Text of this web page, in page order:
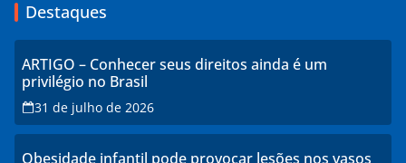
Destaques
ARTIGO – Conhecer seus direitos ainda é um
privilégio no Brasil
31 de julho de 2026
Obesidade infantil pode provocar lesões nos vasos